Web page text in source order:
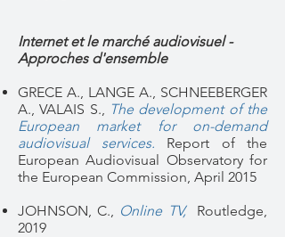
Internet et le marché audiovisuel -
Approches d'ensemble
GRECE A., LANGE A., SCHNEEBERGER
A., VALAIS S., The development of the
European market for on-demand
audiovisual services.
Report of the
European Audiovisual Observatory for
the European Commission, April 2015
JOHNSON, C., Online TV,
Routledge,
2019